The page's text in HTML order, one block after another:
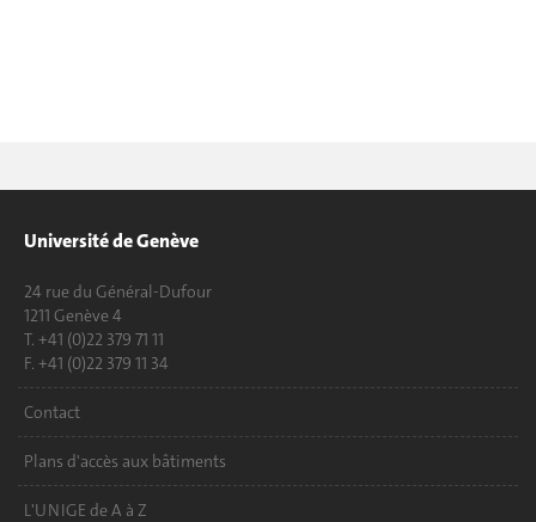
Université de Genève
24 rue du Général-Dufour
1211 Genève 4
T. +41 (0)22 379 71 11
F. +41 (0)22 379 11 34
Contact
Plans d'accès aux bâtiments
L'UNIGE de A à Z